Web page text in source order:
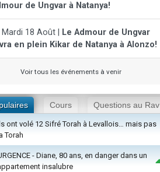
de Ungvar à Natanya!
18 Août |
Le Admour de Ungvar
en plein Kikar de Natanya à Alonzo!
Voir tous les événements à venir
Cours Questions au Rav
ont volé 12 Sifré Torah à Levallois… mais pas
la Torah
- Diane, 80 ans, en danger dans un
insalubre